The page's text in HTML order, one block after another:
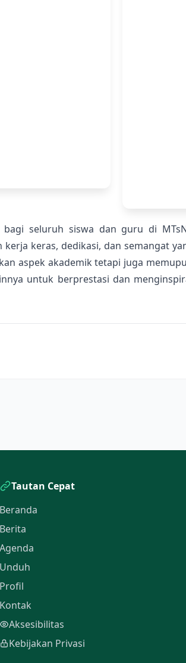
seluruh siswa dan guru di
keras, dedikasi, dan semangat
aspek akademik tetapi juga
untuk berprestasi dan
Tautan Cepat
Beranda
Berita
Agenda
Unduh
Profil
Kontak
Aksesibilitas
Kebijakan Privasi